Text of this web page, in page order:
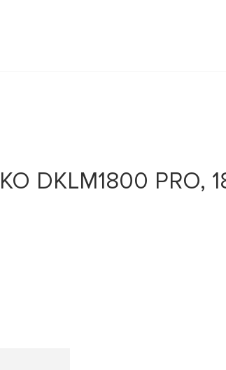
DKLM1800 PRO,